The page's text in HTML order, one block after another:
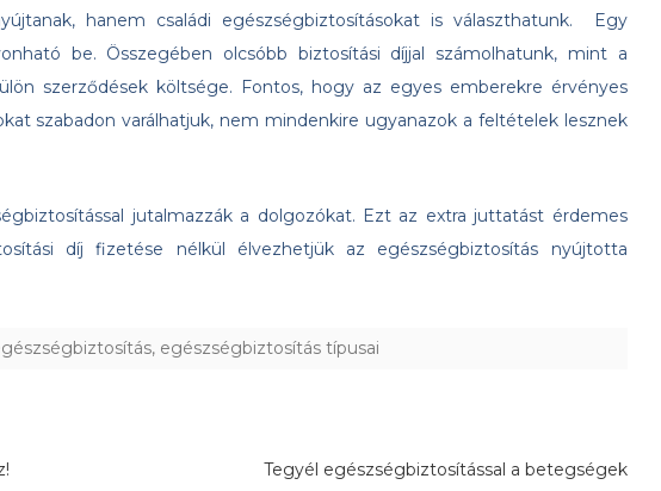
hanem családi egészségbiztosításokat is választhatunk. Egy
be. Összegében olcsóbb biztosítási díjjal számolhatunk, mint a
szerződések költsége. Fontos, hogy az egyes emberekre érvényes
szabadon varálhatjuk, nem mindenkire ugyanazok a feltételek lesznek
jutalmazzák a dolgozókat. Ezt az extra juttatást érdemes
díj fizetése nélkül élvezhetjük az egészségbiztosítás nyújtotta
, egészségbiztosítás típusai
Tegyél egészségbiztosítással a betegségek